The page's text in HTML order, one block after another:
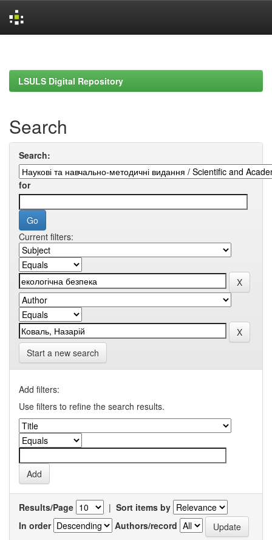
LSULS Digital Repository
Search
Search:
for
Current filters:
Start a new search
Add filters:
Use filters to refine the search results.
Results/Page | Sort items by
In order
Authors/record